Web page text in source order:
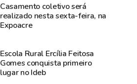
Casamento coletivo será
realizado nesta sexta-feira, na
Expoacre
Escola Rural Ercília Feitosa
Gomes conquista primeiro
lugar no Ideb